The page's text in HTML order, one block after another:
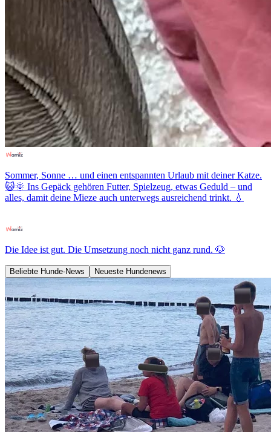
Sommer, Sonne … und einen entspannten Urlaub mit deiner Katze.
😺🌞 Ins Gepäck gehören Futter, Spielzeug, etwas Geduld – und
alles, damit deine Mieze auch unterwegs ausreichend trinkt. 💧
Die Idee ist gut. Die Umsetzung noch nicht ganz rund. 🐶
Beliebte Hunde-News Neueste Hundenews